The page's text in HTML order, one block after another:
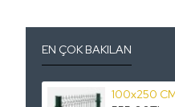
EN ÇOK BAKILAN